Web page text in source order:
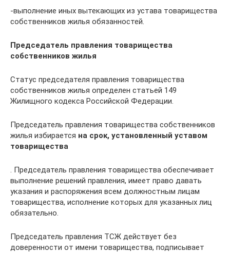
-выполнение иных вытекающих из устава товарищества
собственников жилья обязанностей.
Председатель правления товарищества
собственников жилья
Статус председателя правления товарищества
собственников жилья определен статьей 149
Жилищного кодекса Российской Федерации.
Председатель правления товарищества собственников
жилья избирается на срок, установленный уставом
товарищества
. Председатель правления товарищества обеспечивает
выполнение решений правления, имеет право давать
указания и распоряжения всем должностным лицам
товарищества, исполнение которых для указанных лиц
обязательно.
Председатель правления ТСЖ действует без
доверенности от имени товарищества, подписывает